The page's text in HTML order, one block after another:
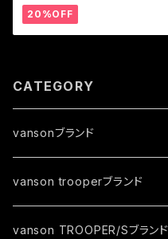
20%OFF
CATEGORY
vansonブランド
ジャケット
春夏モデル
トップス
vanson trooperブランド
ジャケット
vanson TROOPER/Sブランド